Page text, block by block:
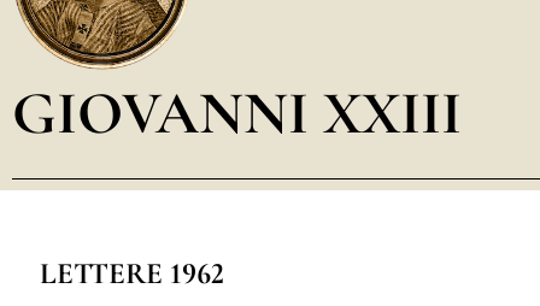
POLSKI
العربيّة
GIOVANNI XXIII
LETTERE 1962